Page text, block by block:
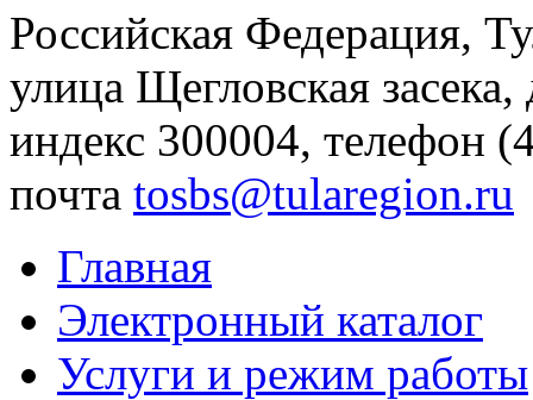
Российская Федерация,
улица Щегловская
индекс 300004, телефон
почта tosbs@tularegion.ru
Главная
Электронный каталог
Услуги и режим работы